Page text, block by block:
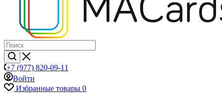
+7 (977) 820-09-11
Войти
Избранные товары 0